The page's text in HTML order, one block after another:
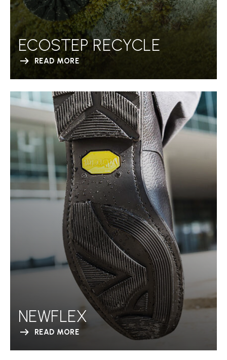
ECOSTEP RECYCLE
READ MORE
NEWFLEX
READ MORE